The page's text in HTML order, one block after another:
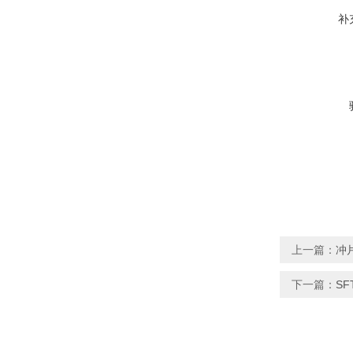
补
上一篇： 冲
下一篇：